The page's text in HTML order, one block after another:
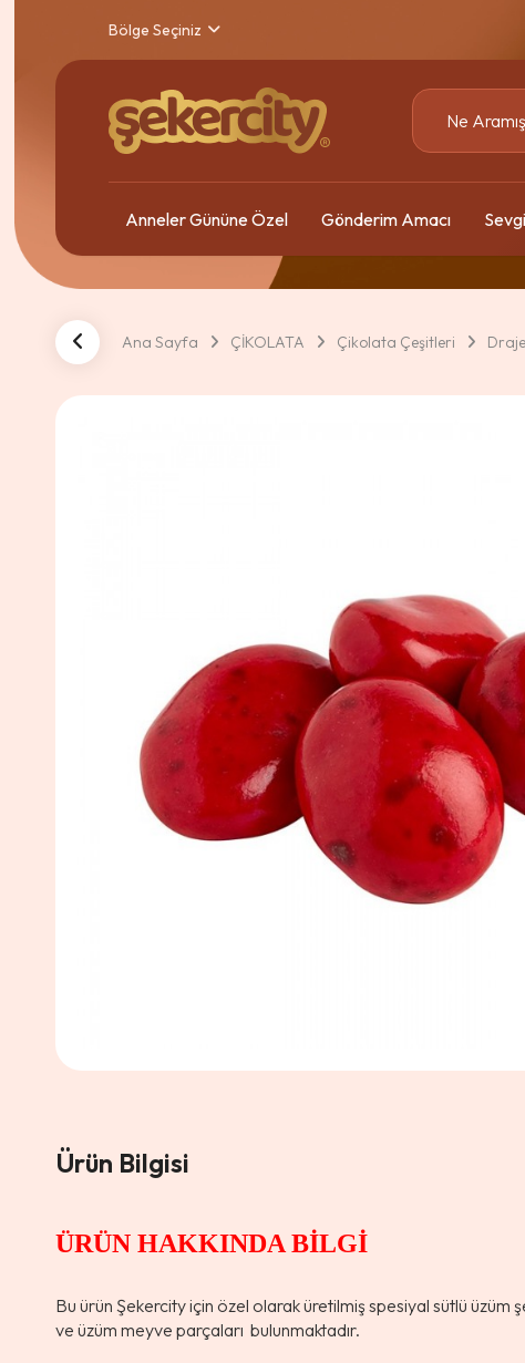
Bölge Seçiniz
Anneler Gününe Özel Gönderim Amacı
Ana Sayfa ÇİKOLATA Çikolata Çeşitleri
Ürün Bilgisi
ÜRÜN HAKKINDA BİLGİ
Bu ürün Şekercity için özel olarak üretilmiş spesiyal sütlü üzüm
ve üzüm meyve parçaları bulunmaktadır.